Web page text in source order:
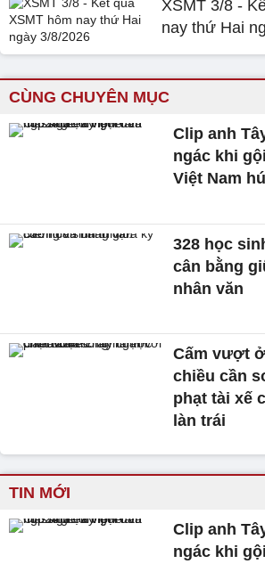
XSMT 3/8 -
nay thứ Hai
CÙNG CHUYÊN MỤC
Clip anh
ngác khi
Việt Nam
328 học
cân bằng
nhân văn
Cấm vượt
chiều cần
phạt tài xế
làn trái
TIN MỚI
Clip anh
ngác khi